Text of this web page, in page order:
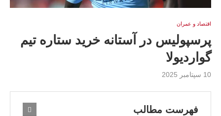
اقتصاد و عمران
پرسپولیس در آستانه خرید ستاره تیم
گواردیولا
10 سپتامبر 2025
فهرست مطالب